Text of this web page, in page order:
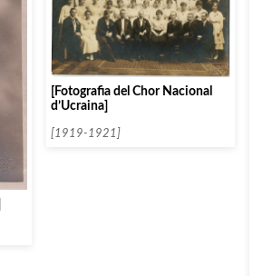
[Fotografia del Chor Nacional
d’Ucraina]
[1919-1921]